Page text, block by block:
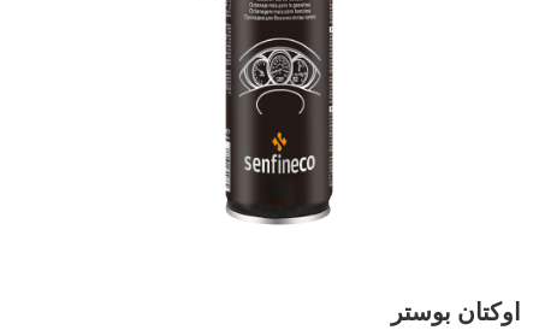
اوكتان بوستر